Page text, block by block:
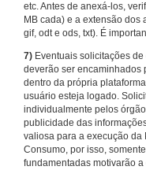
etc. Antes de anexá-los,
MB cada) e a extensão dos
gif, odt e ods, txt). É
7) Eventuais solicitações
deverão ser encaminhados
dentro da própria
usuário esteja logado.
individualmente pelos
publicidade das
valiosa para a execução
Consumo, por isso,
fundamentadas motivarão